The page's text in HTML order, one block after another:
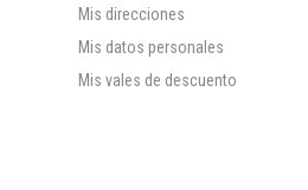
Mis direcciones
Mis datos personales
Mis vales de descuento